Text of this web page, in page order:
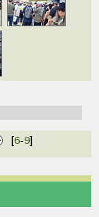
[6-9]